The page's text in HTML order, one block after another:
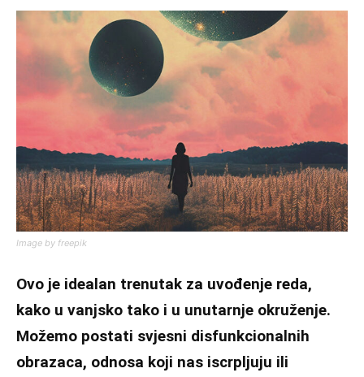
Image by freepik
Ovo je idealan trenutak za uvođenje reda,
kako u vanjsko tako i u unutarnje okruženje.
Možemo postati svjesni disfunkcionalnih
obrazaca, odnosa koji nas iscrpljuju ili